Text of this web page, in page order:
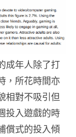
成年人除了打
，所花時間亦
相對不吸引但
投入遊戲的時
償式的投入傾